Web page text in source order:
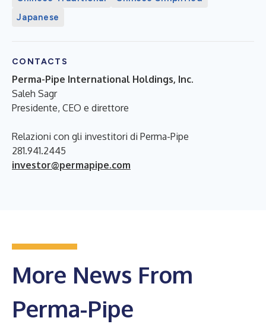
Japanese
CONTACTS
Perma-Pipe International Holdings, Inc.
Saleh Sagr
Presidente, CEO e direttore
Relazioni con gli investitori di Perma-Pipe
281.941.2445
investor@permapipe.com
More News From
Perma-Pipe